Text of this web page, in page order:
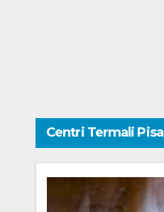
Centri Termali Pisa